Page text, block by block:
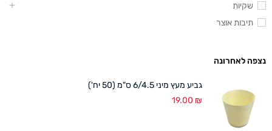
שקיות
תיבות אוצר
נצפה לאחרונה
גביע מעץ מיני 6/4.5 ס"מ (50 יח')
19.00 ₪